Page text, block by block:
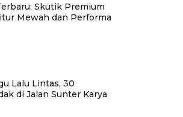
Skutik Premium
Mewah dan Performa
Lalu Lintas, 30
di Jalan Sunter Karya